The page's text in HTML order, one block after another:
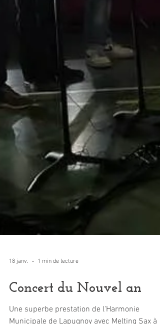
18 janv. 1 min de lecture
Concert du Nouvel an